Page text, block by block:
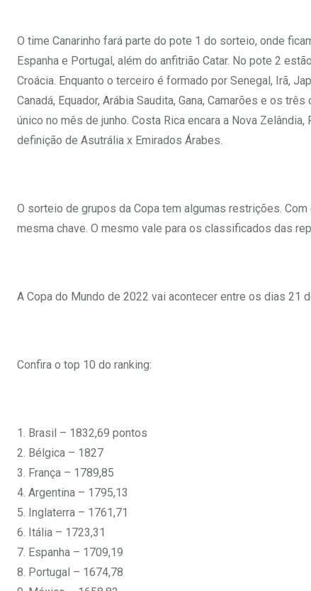
O time Canarinho fará parte do pote 1 do sorteio, onde
Espanha e Portugal, além do anfitrião Catar. No pote 2
Croácia. Enquanto o terceiro é formado por Senegal, Irã,
Canadá, Equador, Arábia Saudita, Gana, Camarões e os
único no mês de junho. Costa Rica encara a Nova
definição de Asutrália x Emirados Árabes.
O sorteio de grupos da Copa tem algumas restrições.
mesma chave. O mesmo vale para os classificados das
A Copa do Mundo de 2022 vai acontecer entre os dias 21
Confira o top 10 do ranking:
1. Brasil – 1832,69 pontos
2. Bélgica – 1827
3. França – 1789,85
4. Argentina – 1795,13
5. Inglaterra – 1761,71
6. Itália – 1723,31
7. Espanha – 1709,19
8. Portugal – 1674,78